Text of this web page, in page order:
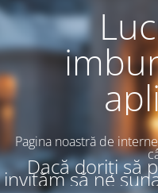
Pagina noastră de
Dacă doriți să
invităm să ne